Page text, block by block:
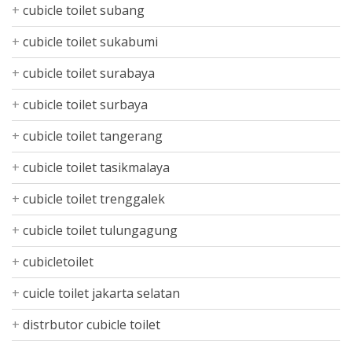
cubicle toilet subang
cubicle toilet sukabumi
cubicle toilet surabaya
cubicle toilet surbaya
cubicle toilet tangerang
cubicle toilet tasikmalaya
cubicle toilet trenggalek
cubicle toilet tulungagung
cubicletoilet
cuicle toilet jakarta selatan
distrbutor cubicle toilet